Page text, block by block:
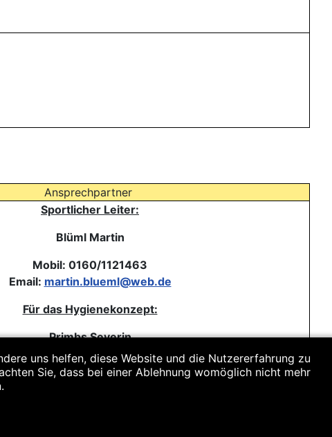
Ansprechpartner
Sportlicher Leiter:
Blüml Martin
Mobil: 0160/1121463
Email: martin.blueml@web.de
Für das Hygienekonzept:
Primbs Severin
Mobil: 0160/93257422
Email:
uns helfen, diese Website und die Nutzererfahrung zu
Sie, dass bei einer Ablehnung womöglich nicht mehr